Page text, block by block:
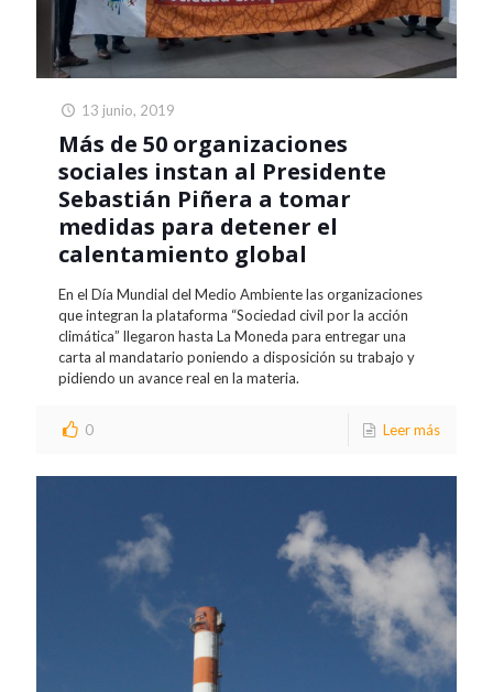
13 junio, 2019
Más de 50 organizaciones
sociales instan al Presidente
Sebastián Piñera a tomar
medidas para detener el
calentamiento global
En el Día Mundial del Medio Ambiente las organizaciones
que integran la plataforma “Sociedad civil por la acción
climática” llegaron hasta La Moneda para entregar una
carta al mandatario poniendo a disposición su trabajo y
pidiendo un avance real en la materia.
0 Leer más